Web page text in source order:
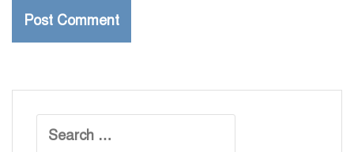
for: